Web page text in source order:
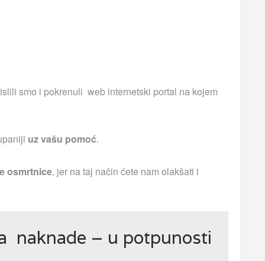
smo i pokrenuli web internetski portal na kojem
uz vašu pomoć.
osmrtnice, jer na taj način ćete nam olakšati i
naknade – u potpunosti